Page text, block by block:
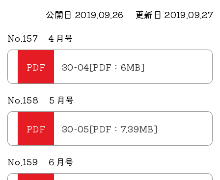
公開日 2019.09.26
更新日 2019.09.27
No.157 ４月号
30-04[PDF：6MB]
No.158 ５月号
30-05[PDF：7.39MB]
No.159 ６月号